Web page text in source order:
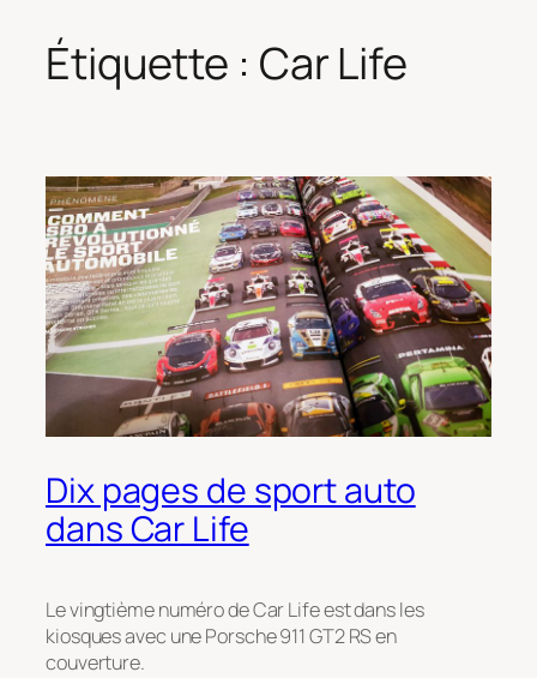
Étiquette : Car Life
Dix pages de sport auto
dans Car Life
Le vingtième numéro de Car Life est dans les
kiosques avec une Porsche 911 GT2 RS en
couverture.